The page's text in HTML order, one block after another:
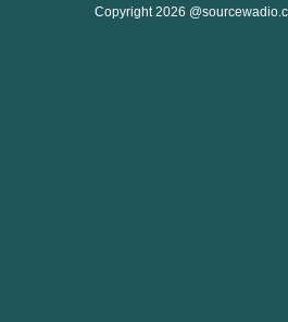
Copyright 2026